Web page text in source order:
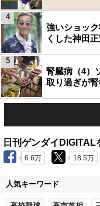
強いショッ
くした神田
4
腎臓病（4）
取り過ぎが
5
日刊ゲンダイDIGITAL
6.6万 18.5万
人気キーワード